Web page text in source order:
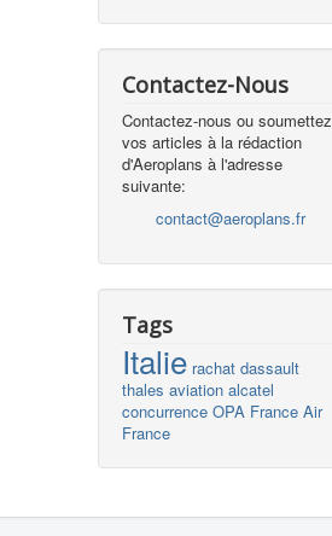
Contactez-Nous
Contactez-nous ou soumettez
vos articles à la rédaction
d'Aeroplans à l'adresse
suivante:
contact@aeroplans.fr
Tags
Italie rachat dassault
thales aviation alcatel
concurrence OPA France Air
France